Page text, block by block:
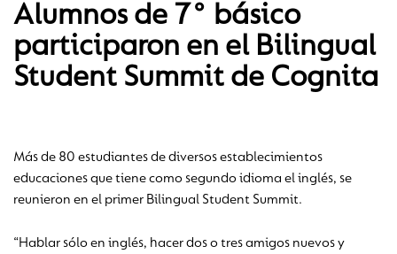
Alumnos de 7° básico
participaron en el Bilingual
Student Summit de Cognita
Más de 80 estudiantes de diversos establecimientos
educaciones que tiene como segundo idioma el inglés, se
reunieron en el primer Bilingual Student Summit.
“Hablar sólo en inglés, hacer dos o tres amigos nuevos y